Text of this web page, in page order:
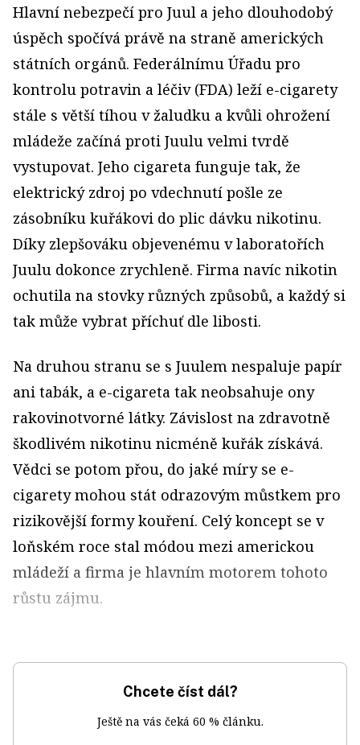
Hlavní nebezpečí pro Juul a jeho dlouhodobý
úspěch spočívá právě na straně amerických
státních orgánů. Federálnímu Úřadu pro
kontrolu potravin a léčiv (FDA) leží e-cigarety
stále s větší tíhou v žaludku a kvůli ohrožení
mládeže začíná proti Juulu velmi tvrdě
vystupovat. Jeho cigareta funguje tak, že
elektrický zdroj po vdechnutí pošle ze
zásobníku kuřákovi do plic dávku nikotinu.
Díky zlepšováku objevenému v laboratořích
Juulu dokonce zrychleně. Firma navíc nikotin
ochutila na stovky různých způsobů, a každý si
tak může vybrat příchuť dle libosti.
Na druhou stranu se s Juulem nespaluje papír
ani tabák, a e-cigareta tak neobsahuje ony
rakovinotvorné látky. Závislost na zdravotně
škodlivém nikotinu nicméně kuřák získává.
Vědci se potom přou, do jaké míry se e-
cigarety mohou stát odrazovým můstkem pro
rizikovější formy kouření. Celý koncept se v
loňském roce stal módou mezi americkou
mládeží a firma je hlavním motorem tohoto
růstu zájmu.
Chcete číst dál?
Ještě na vás čeká 60 % článku.